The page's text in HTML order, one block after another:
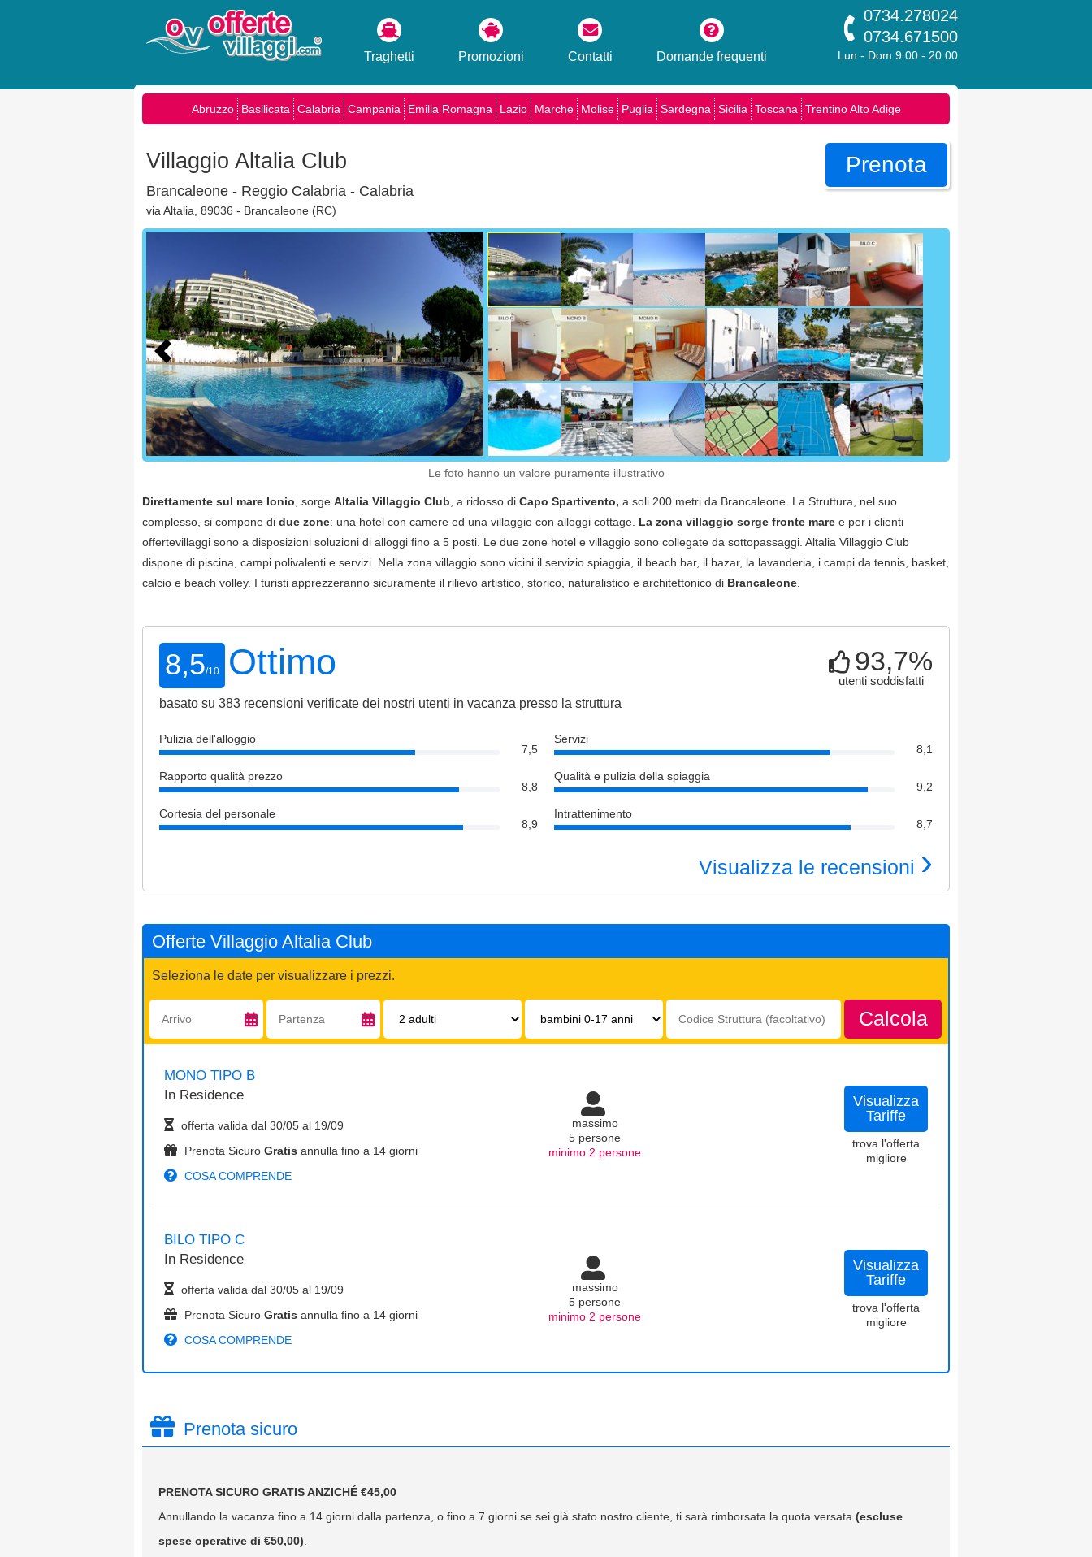
Traghetti Promozioni Contatti Domande frequenti
0734.278024
0734.671500
Lun - Dom 9:00 - 20:00
Abruzzo Basilicata Calabria Campania Emilia Romagna Lazio Marche Molise Puglia Sardegna Sicilia Toscana Trentino Alto Adige
Villaggio Altalia Club
Brancaleone - Reggio Calabria - Calabria
via Altalia, 89036 - Brancaleone (RC)
Prenota
Le foto hanno un valore puramente illustrativo
Direttamente sul mare Ionio , sorge Altalia Villaggio Club , a ridosso di Capo Spartivento, a soli 200 metri da Brancaleone. La Struttura, nel suo
complesso, si compone di due zone: una hotel con camere ed una villaggio con alloggi cottage. La zona villaggio sorge fronte mare e per i clienti
offertevillaggi sono a disposizioni soluzioni di alloggi fino a 5 posti. Le due zone hotel e villaggio sono collegate da sottopassaggi. Altalia Villaggio Club
dispone di piscina, campi polivalenti e servizi. Nella zona villaggio sono vicini il servizio spiaggia, il beach bar, il bazar, la lavanderia, i campi da tennis, basket,
calcio e beach volley. I turisti apprezzeranno sicuramente il rilievo artistico, storico, naturalistico e architettonico di Brancaleone
8,5/10 Ottimo
basato su 383 recensioni verificate dei nostri utenti in vacanza presso la struttura
93,7%
utenti soddisfatti
Pulizia dell'alloggio
7,5
Rapporto qualità prezzo
8,8
Cortesia del personale
8,9
Servizi
8,1
Qualità e pulizia della spiaggia
9,2
Intrattenimento
8,7
Visualizza le recensioni ›
Offerte Villaggio Altalia Club
Seleziona le date per visualizzare i prezzi.
Arrivo: Partenza: Adulti:
Bambini
17
Codice
struttura:
Calcola
MONO TIPO B
In Residence
offerta valida dal 30/05 al 19/09
Prenota Sicuro Gratis annulla fino a 14 giorni
COSA COMPRENDE
massimo
5 persone
minimo 2 persone
Visualizza
Tariffe
trova l'offerta
migliore
BILO TIPO C
In Residence
offerta valida dal 30/05 al 19/09
Prenota Sicuro Gratis annulla fino a 14 giorni
COSA COMPRENDE
massimo
5 persone
minimo 2 persone
Visualizza
Tariffe
trova l'offerta
migliore
Prenota sicuro
PRENOTA SICURO GRATIS ANZICHÉ €45,00
Annullando la vacanza fino a 14 giorni dalla partenza, o fino a 7 giorni se sei già stato nostro cliente, ti sarà rimborsata la quota versata (escluse
spese operative di €50,00)